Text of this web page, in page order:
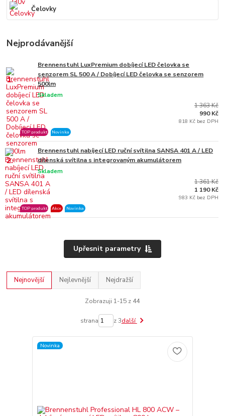
Čelovky
Nejprodávanější
1.
Brennenstuhl LuxPremium dobíjecí LED čelovka se
senzorem SL 500 A / Dobíjecí LED čelovka se senzorem
500lm
Skladem
TOP produkt Novinka
1 363 Kč
990 Kč
818 Kč bez DPH
2.
Brennenstuhl nabíjecí LED ruční svítilna SANSA 401 A / LED
dílenská svítilna s integrovaným akumulátorem
Skladem
TOP produkt Akce Novinka
1 361 Kč
1 190 Kč
983 Kč bez DPH
Upřesnit parametry
Nejnovější Nejlevnější Nejdražší
Zobrazuji 1-15 z 44
strana z 3další
Novinka